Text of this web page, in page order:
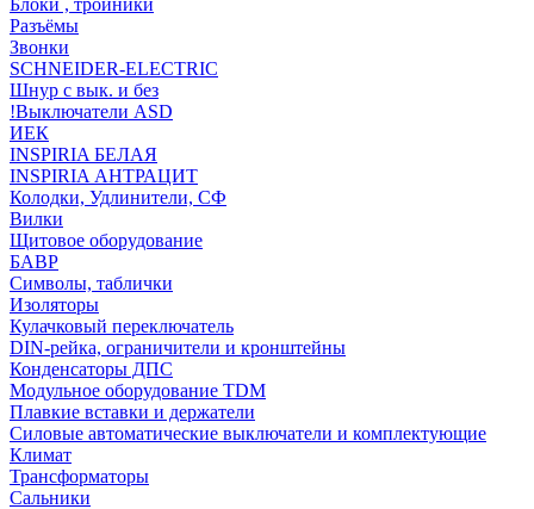
Блоки , тройники
Разъёмы
Звонки
SCHNEIDER-ELECTRIC
Шнур с вык. и без
!Выключатели ASD
ИЕК
INSPIRIA БЕЛАЯ
INSPIRIA АНТРАЦИТ
Колодки, Удлинители, СФ
Вилки
Щитовое оборудование
БАВР
Символы, таблички
Изоляторы
Кулачковый переключатель
DIN-рейка, ограничители и кронштейны
Конденсаторы ДПС
Модульное оборудование TDM
Плавкие вставки и держатели
Силовые автоматические выключатели и комплектующие
Климат
Трансформаторы
Сальники